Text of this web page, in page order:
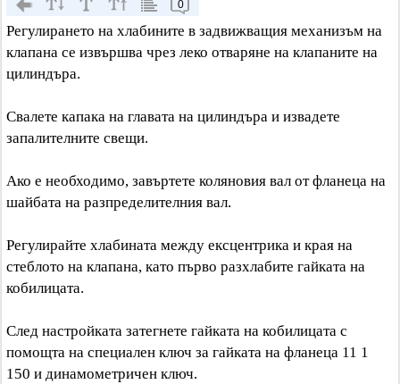
0
Регулирането на хлабините в задвижващия механизъм на
клапана се извършва чрез леко отваряне на клапаните на
цилиндъра.
Свалете капака на главата на цилиндъра и извадете
запалителните свещи.
Ако е необходимо, завъртете коляновия вал от фланеца на
шайбата на разпределителния вал.
Регулирайте хлабината между ексцентрика и края на
стеблото на клапана, като първо разхлабите гайката на
кобилицата.
След настройката затегнете гайката на кобилицата с
помощта на специален ключ за гайката на фланеца 11 1
150 и динамометричен ключ.